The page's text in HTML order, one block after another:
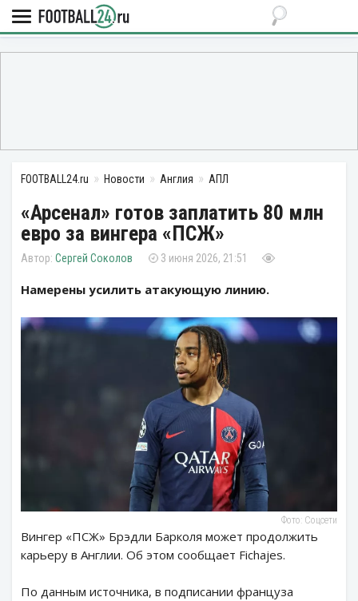
FOOTBALL24.ru Новости Англия АПЛ
«Арсенал» готов заплатить 80 млн
евро за вингера «ПСЖ»
Сергей Соколов 3 июня 2026, 21:51
Намерены усилить атакующую линию.
Фото: Соцсети
Вингер «ПСЖ» Брэдли Барколя может продолжить
карьеру в Англии. Об этом сообщает Fichajes.
По данным источника, в подписании француза